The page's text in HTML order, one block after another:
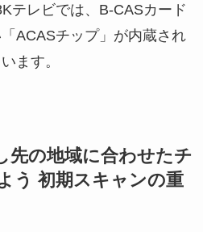
テレビでは、B-CASカード
ACASチップ」が内蔵され
ます。
先の地域に合わせたチ
う 初期スキャンの重